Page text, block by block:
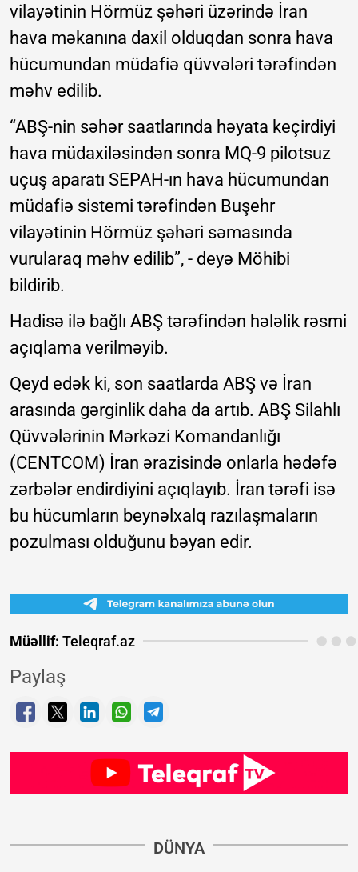
vilayətinin Hörmüz şəhəri üzərində İran
hava məkanına daxil olduqdan sonra hava
hücumundan müdafiə qüvvələri tərəfindən
məhv edilib.
“ABŞ-nin səhər saatlarında həyata keçirdiyi
hava müdaxiləsindən sonra MQ-9 pilotsuz
uçuş aparatı SEPAH-ın hava hücumundan
müdafiə sistemi tərəfindən Buşehr
vilayətinin Hörmüz şəhəri səmasında
vurularaq məhv edilib”, - deyə Möhibi
bildirib.
Hadisə ilə bağlı ABŞ tərəfindən hələlik rəsmi
açıqlama verilməyib.
Qeyd edək ki, son saatlarda ABŞ və İran
arasında gərginlik daha da artıb. ABŞ Silahlı
Qüvvələrinin Mərkəzi Komandanlığı
(CENTCOM) İran ərazisində onlarla hədəfə
zərbələr endirdiyini açıqlayıb. İran tərəfi isə
bu hücumların beynəlxalq razılaşmaların
pozulması olduğunu bəyan edir.
Müəllif: Teleqraf.az
Paylaş
DÜNYA